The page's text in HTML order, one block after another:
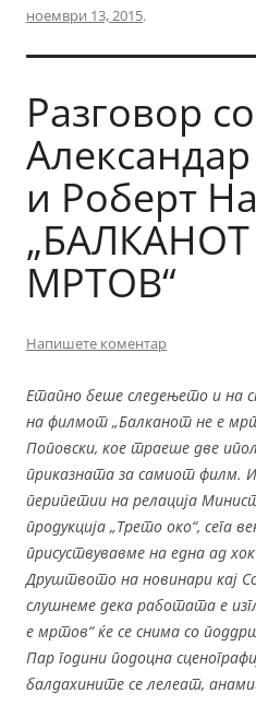
ноември 13, 2015.
Разговор со
и Роберт
„БАЛКАНОТ
МРТОВ“
Напишете коментар
Етапно беше следењето и на
на филмот „Балканот не е
Поповски, кое траеше две
приказната за самиот филм.
перипетии на релација
продукција „Трето око“, сега
присуствувавме на една ад
Друштвото на новинари кај
слушнеме дека работата е
е мртов“ ќе се снима со
Пар години подоцна
балдахините се лелеат,